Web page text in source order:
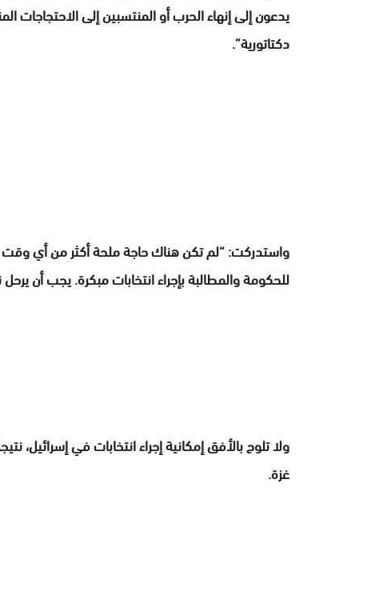
يدعون إلى إنهاء الحرب أو المنتسبين إلى الاحتجاجات
دكتاتورية”.
واستدركت: “لم تكن هناك حاجة ملحة أكثر من أي وقت
للحكومة والمطالبة بإجراء انتخابات مبكرة. يجب أن
ولا تلوح بالأفق إمكانية إجراء انتخابات في إسرائيل،
غزة.